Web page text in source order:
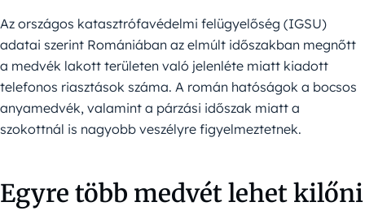
Az országos katasztrófavédelmi felügyelőség (IGSU)
adatai szerint Romániában az elmúlt időszakban megnőtt
a medvék lakott területen való jelenléte miatt kiadott
telefonos riasztások száma. A román hatóságok a bocsos
anyamedvék, valamint a párzási időszak miatt a
szokottnál is nagyobb veszélyre figyelmeztetnek.
Egyre több medvét lehet kilőni